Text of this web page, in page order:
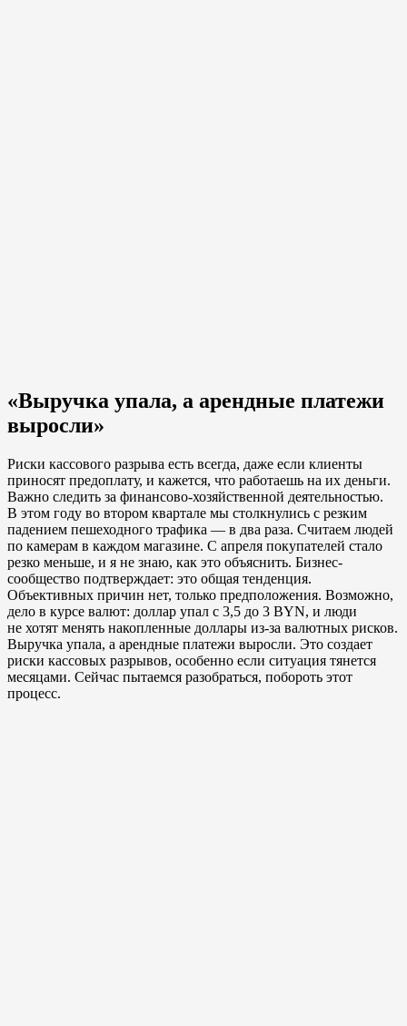
«Выручка упала, а арендные платежи
выросли»
Риски кассового разрыва есть всегда, даже если клиенты
приносят предоплату, и кажется, что работаешь на их деньги.
Важно следить за финансово-хозяйственной деятельностью.
В этом году во втором квартале мы столкнулись с резким
падением пешеходного трафика — в два раза. Считаем людей
по камерам в каждом магазине. С апреля покупателей стало
резко меньше, и я не знаю, как это объяснить. Бизнес-
сообщество подтверждает: это общая тенденция.
Объективных причин нет, только предположения. Возможно,
дело в курсе валют: доллар упал с 3,5 до 3 BYN, и люди
не хотят менять накопленные доллары из-за валютных рисков.
Выручка упала, а арендные платежи выросли. Это создает
риски кассовых разрывов, особенно если ситуация тянется
месяцами. Сейчас пытаемся разобраться, побороть этот
процесс.